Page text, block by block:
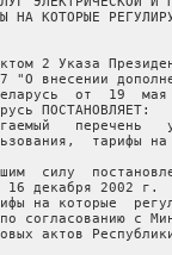
НА КОТОРЫЕ
2 Указа
внесении
от  19
ПОСТАНОВЛЯЕТ:
перечень
тарифы
силу
16 декабря 2002 г.
на которые
согласованию с
актов